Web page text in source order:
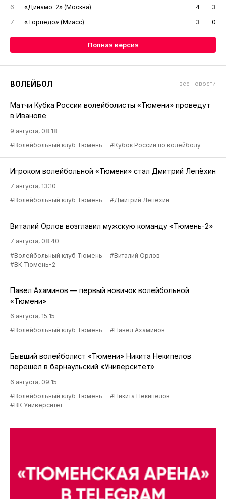
6
«Динамо-2» (Москва) 4
3
7
«Торпедо» (Миасс) 3 0
Полная версия
ВОЛЕЙБОЛ все новости
Матчи Кубка России волейболисты «Тюмени» проведут
в Иванове
9 августа, 08:18
#Волейбольный клуб Тюмень
#Кубок России по волейболу
Игроком волейбольной «Тюмени» стал Дмитрий Лепёхин
7 августа, 13:10
#Волейбольный клуб Тюмень
#Дмитрий Лепёхин
Виталий Орлов возглавил мужскую команду «Тюмень-2»
7 августа, 08:40
#Волейбольный клуб Тюмень
#Виталий Орлов
#ВК Тюмень-2
Павел Ахаминов — первый новичок волейбольной
«Тюмени»
6 августа, 15:15
#Волейбольный клуб Тюмень
#Павел Ахаминов
Бывший волейболист «Тюмени» Никита Некипелов
перешёл в барнаульский «Университет»
6 августа, 09:15
#Волейбольный клуб Тюмень
#Никита Некипелов
#ВК Университет